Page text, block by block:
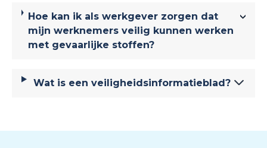
Hoe kan ik als werkgever zorgen dat
mijn werknemers veilig kunnen werken
met gevaarlijke stoffen?
Wat is een veiligheidsinformatieblad?